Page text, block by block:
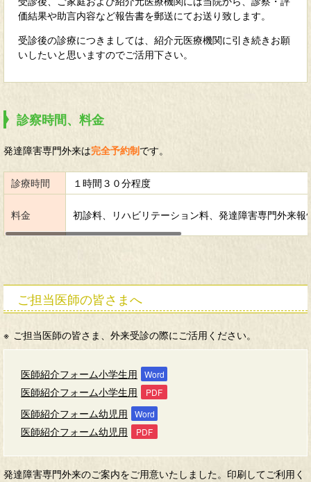
価結果や助言内容など報告書を郵送にてお送り致します。
受診後の診療につきましては、紹介元医療機関に引き続きお願
いしたいと思いますのでご活用下さい。
診察時間、料金
発達障害専門外来は完全予約制です。
診療時間 １時間３０分程度
料金 初診料、リハビリテーション料、発達障害専門外来
ご担当医師の皆さまへ
ご担当医師の皆さま、外来受診の際にご活用ください。
医師紹介フォーム小学生用
医師紹介フォーム小学生用
医師紹介フォーム幼児用
医師紹介フォーム幼児用
発達障害専門外来のご案内をご用意いたしました。印刷してご利用く